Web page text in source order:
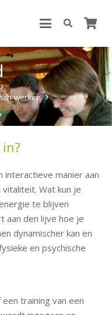
werken
interactieve manier aan
Wat kun je
te blijven
aan den lijve hoe je
dynamischer kan en
en psychische
training van een